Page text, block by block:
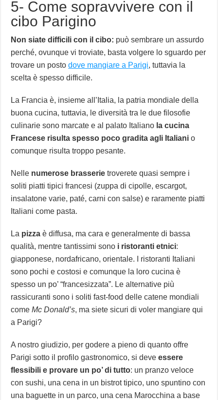
5- Come sopravvivere con il
cibo Parigino
Non siate difficili con il cibo: può sembrare un assurdo
perché, ovunque vi troviate, basta volgere lo sguardo per
trovare un postodove mangiare a Parigi, tuttavia la
scelta è spesso difficile.
La Francia è, insieme all’Italia, la patria mondiale della
buona cucina, tuttavia, le diversità tra le due filosofie
culinarie sono marcate e al palato Italiano la cucina
Francese risulta spesso poco gradita agli Italiani o
comunque risulta troppo pesante.
Nelle numerose brasserie troverete quasi sempre i
soliti piatti tipici francesi (zuppa di cipolle, escargot,
insalatone varie, paté, carni con salse) e raramente piatti
Italiani come pasta.
La pizza è diffusa, ma cara e generalmente di bassa
qualità, mentre tantissimi sono i ristoranti etnici:
giapponese, nordafricano, orientale. I ristoranti Italiani
sono pochi e costosi e comunque la loro cucina è
spesso un po’ “francesizzata”. Le alternative più
rassicuranti sono i soliti fast-food delle catene mondiali
comeMc Donald’s, ma siete sicuri di voler mangiare qui
a Parigi?
A nostro giudizio, per godere a pieno di quanto offre
Parigi sotto il profilo gastronomico, si deveessere
flessibili e provare un po’ di tutto: un pranzo veloce
con sushi, una cena in un bistrot tipico, uno spuntino con
una baguette in un parco, una cena Marocchina a base